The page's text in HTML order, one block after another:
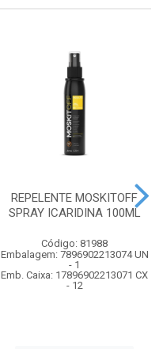
REPELENTE MOSKITOFF
SPRAY ICARIDINA 100ML
Código: 81988
Embalagem: 7896902213074 UN
- 1
Emb. Caixa: 17896902213071 CX
- 12